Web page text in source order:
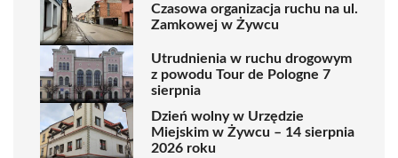
Czasowa organizacja ruchu na ul.
Zamkowej w Żywcu
Utrudnienia w ruchu drogowym
z powodu Tour de Pologne 7
sierpnia
Dzień wolny w Urzędzie
Miejskim w Żywcu – 14 sierpnia
2026 roku